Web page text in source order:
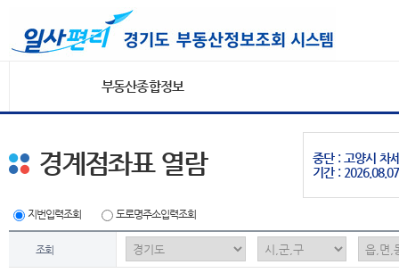
부동산종합정보
중단 : 고양시 차
기간 :
경계점좌표 열람
지번입력조회 도로명주소입력조회
조회